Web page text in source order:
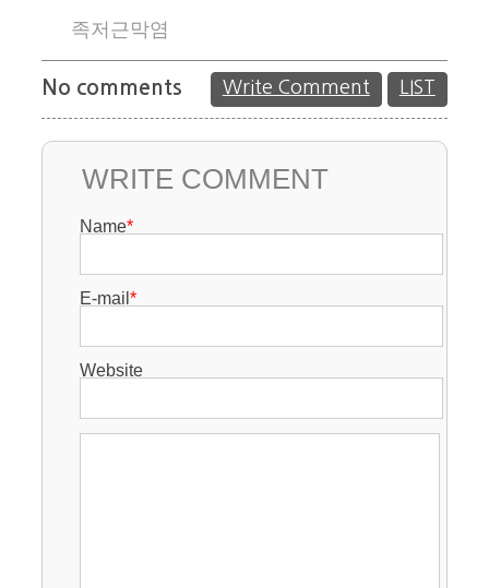
족저근막염
No comments Write Comment LIST
WRITE COMMENT
Name*
E-mail*
Website